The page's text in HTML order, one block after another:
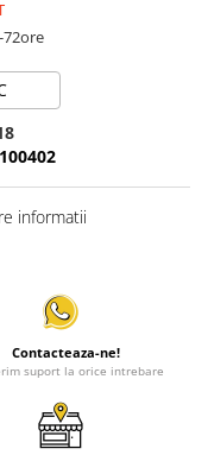
72ore
informatii
Contacteaza-ne!
suport la orice intrebare